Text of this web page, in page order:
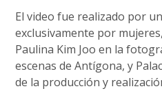
El video fue realizado por
exclusivamente por
Paulina Kim Joo en la
escenas de Antígona, y
de la producción y